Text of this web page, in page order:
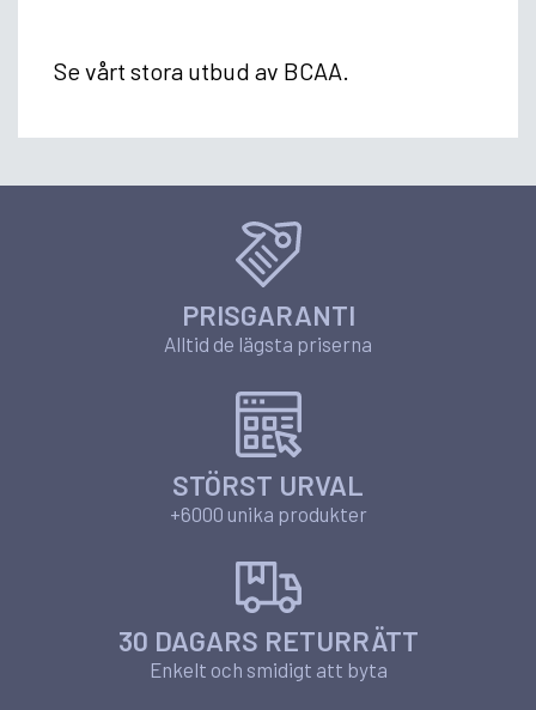
Se vårt stora utbud av BCAA.
PRISGARANTI
Alltid de lägsta priserna
STÖRST URVAL
+6000 unika produkter
30 DAGARS RETURRÄTT
Enkelt och smidigt att byta